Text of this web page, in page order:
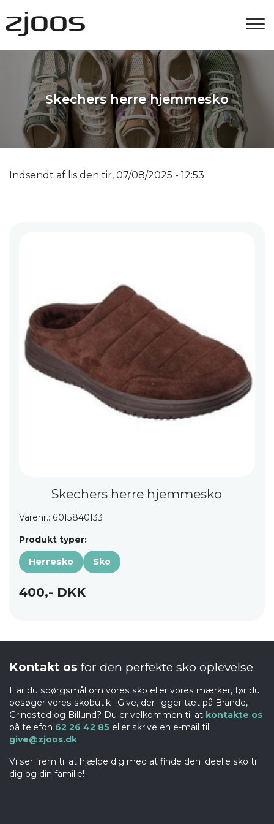
til
hovedindhold
Skechers herre hjemmesko
Indsendt af lis den tir, 07/08/2025 - 12:53
Skechers herre hjemmesko
Varenr.: 6015840133
Produkt typer:
Herresko Sko
400,- DKK
Kontakt os for den perfekte sko oplevelse
Har du spørgsmål om vores sko eller vores mærker, før du
besøger vores skobutik i Give, der ligger tæt på Brande,
Grindsted og Billund? Du er velkommen til at kontakte os
på telefon 62 26 42 85 eller skrive en e-mail til
give@zjoos.dk.
Vi ser frem til at hjælpe dig med at finde den ideelle sko til
dig og din familie!